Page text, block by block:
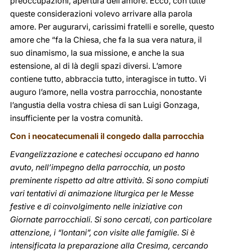
queste considerazioni volevo arrivare alla parola
amore. Per augurarvi, carissimi fratelli e sorelle, questo
amore che “fa la Chiesa, che fa la sua vera natura, il
suo dinamismo, la sua missione, e anche la sua
estensione, al di là degli spazi diversi. L’amore
contiene tutto, abbraccia tutto, interagisce in tutto. Vi
auguro l’amore, nella vostra parrocchia, nonostante
l’angustia della vostra chiesa di san Luigi Gonzaga,
insufficiente per la vostra comunità.
Con i neocatecumenali il congedo dalla parrocchia
Evangelizzazione e catechesi occupano ed hanno
avuto, nell’impegno della parrocchia, un posto
preminente rispetto ad altre attività. Si sono compiuti
vari tentativi di animazione liturgica per le Messe
festive e di coinvolgimento nelle iniziative con
Giornate parrocchiali. Si sono cercati, con particolare
attenzione, i “lontani”, con visite alle famiglie. Si è
intensificata la preparazione alla Cresima, cercando